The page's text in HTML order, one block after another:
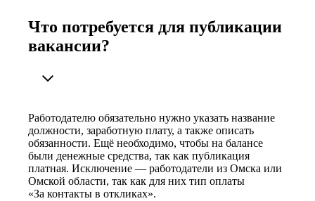
Что потребуется для публикации
вакансии?
Работодателю обязательно нужно указать название
должности, заработную плату, а также описать
обязанности. Ещё необходимо, чтобы на балансе
были денежные средства, так как публикация
платная. Исключение — работодатели из Омска или
Омской области, так как для них тип оплаты
«За контакты в откликах».